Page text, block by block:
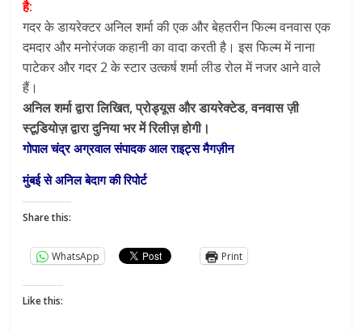
है:
गदर के डायरेक्टर अनिल शर्मा की एक और बेहतरीन फिल्म वनवास एक
दमदार और मनोरंजक कहानी का वादा करती है। इस फिल्म में नाना
पाटेकर और गदर 2 के स्टार उत्कर्ष शर्मा लीड रोल में नजर आने वाले
हैं।
अनिल शर्मा द्वारा लिखित, प्रोड्यूस और डायरेक्टेड, वनवास ज़ी
स्टूडियोज़ द्वारा दुनिया भर में रिलीज़ होगी।
गोपाल चंद्र अग्रवाल संपादक आल राइट्स मैगज़ीन
मुंबई से अनिल बेदाग की रिपोर्ट
Share this:
WhatsApp Print
Like this: